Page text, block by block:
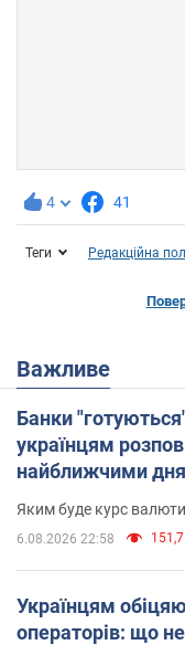
4 41
Теги Редакційна
Важливе
Банки
українцям
найближчими
Яким буде курс
6.08.2026 22:58 151,7
Українцям
операторів: що